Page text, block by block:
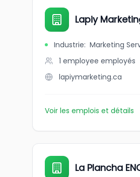
Lapiy
Industrie: Marketing
1 employee employés
lapiymarketing.ca
Voir les emplois et détails
La Plancha